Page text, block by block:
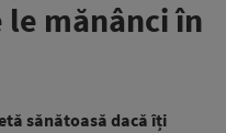
mănânci în
sănătoasă dacă îți